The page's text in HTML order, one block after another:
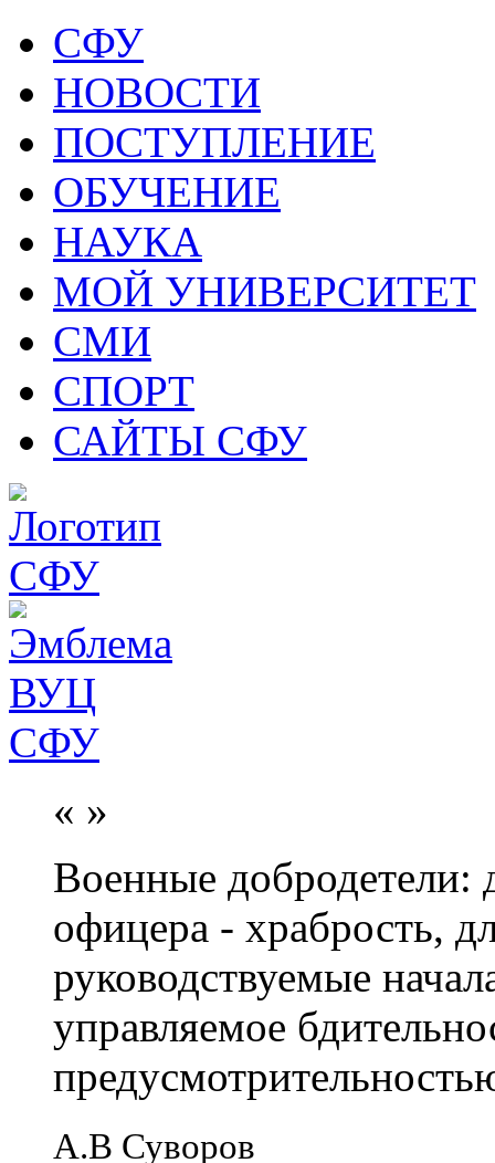
СФУ
НОВОСТИ
ПОСТУПЛЕНИЕ
ОБУЧЕНИЕ
НАУКА
МОЙ УНИВЕРСИТЕТ
СМИ
СПОРТ
САЙТЫ СФУ
« »
Военные добродетели:
офицера - храбрость,
руководствуемые
управляемое
А.В Суворов